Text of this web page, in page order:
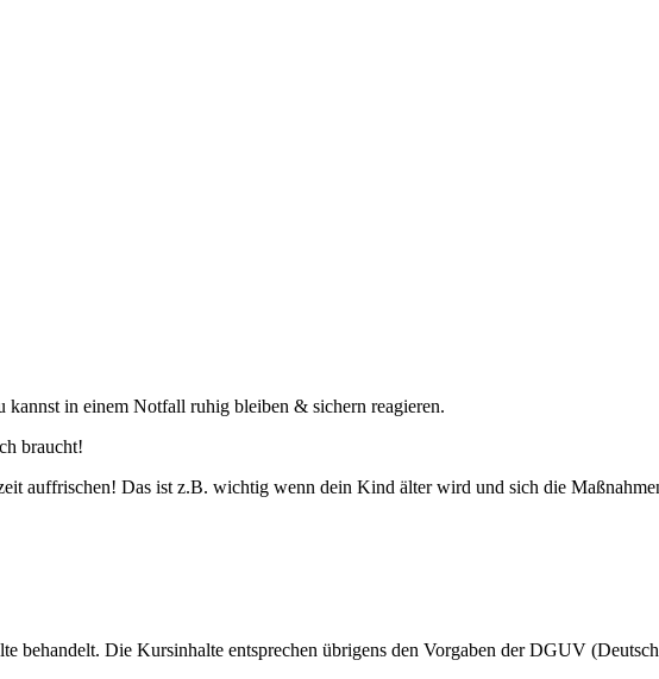
in einem Notfall ruhig bleiben & sichern reagieren.
braucht!
auffrischen! Das ist z.B. wichtig wenn dein Kind älter wird und sich die
behandelt. Die Kursinhalte entsprechen übrigens den Vorgaben der DGUV